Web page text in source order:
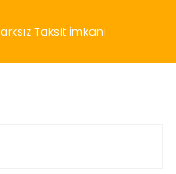
Taksit İmkanı